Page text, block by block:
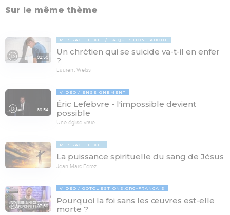
Sur le même thème
02:50
MESSAGE TEXTE LA QUESTION TABOUE
Un chrétien qui se suicide va-t-il en enfer
?
Laurent Weiss
69:54
VIDÉO ENSEIGNEMENT
Éric Lefebvre - l'impossible devient
possible
Une église vraie
MESSAGE TEXTE
La puissance spirituelle du sang de Jésus
Jean-Marc Ferez
07:59
VIDÉO GOTQUESTIONS.ORG-FRANÇAIS
Pourquoi la foi sans les œuvres est-elle
morte ?